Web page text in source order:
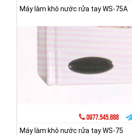
Máy làm khô nước rửa tay WS-75A
0977.545.888
Máy làm khô nước rửa tay WS-75